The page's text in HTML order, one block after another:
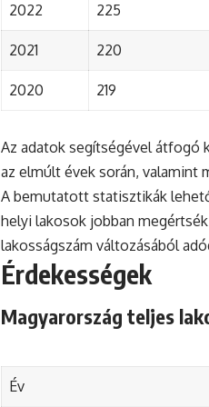
2022 225
2021 220
2020 219
Az adatok segítségével átfogó
az elmúlt évek során, valamint
A bemutatott statisztikák
helyi lakosok jobban
lakosságszám változásából
Érdekességek
Magyarország teljes
Év